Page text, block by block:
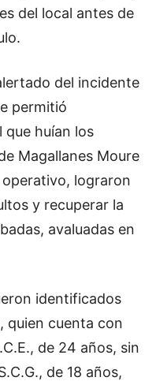
del local antes de
del incidente
permitió
que huían los
Magallanes Moure
operativo, lograron
y recuperar la
avaluadas en
identificados
quien cuenta con
de 24 años, sin
de 18 años,